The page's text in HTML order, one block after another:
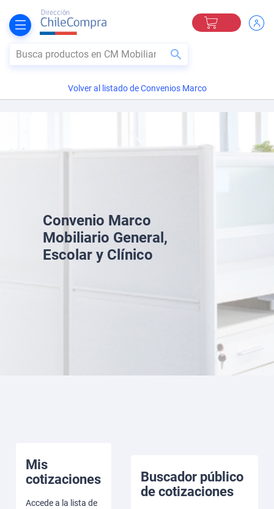
Mi Carro
BUSCAR
Volver al listado de Convenios Marco
Convenio Marco
Mobiliario General,
Escolar y Clínico
Mis
cotizaciones
Accede a la lista de
Buscador público
de cotizaciones